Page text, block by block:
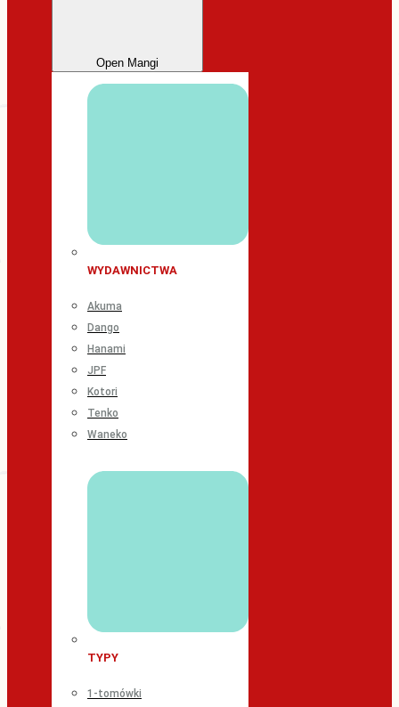
Open Mangi
WYDAWNICTWA
Akuma
Dango
Hanami
JPF
Kotori
Tenko
Waneko
TYPY
1-tomówki